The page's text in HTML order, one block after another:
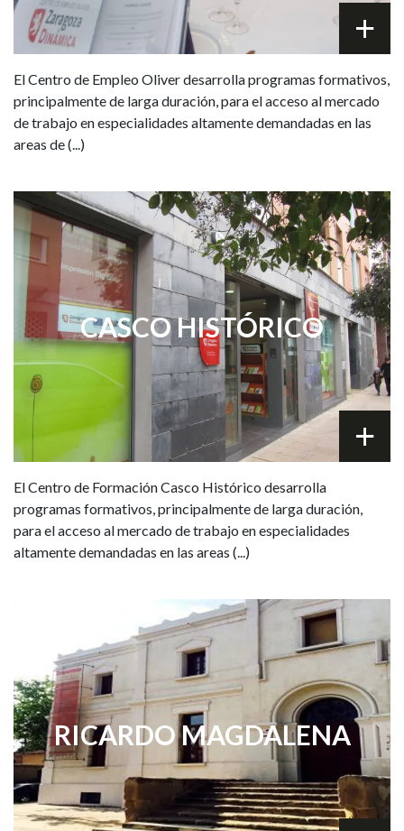
El Centro de Empleo Oliver desarrolla programas formativos,
principalmente de larga duración, para el acceso al mercado
de trabajo en especialidades altamente demandadas en las
areas de (...)
CASCO HISTÓRICO
El Centro de Formación Casco Histórico desarrolla
programas formativos, principalmente de larga duración,
para el acceso al mercado de trabajo en especialidades
altamente demandadas en las areas (...)
RICARDO MAGDALENA